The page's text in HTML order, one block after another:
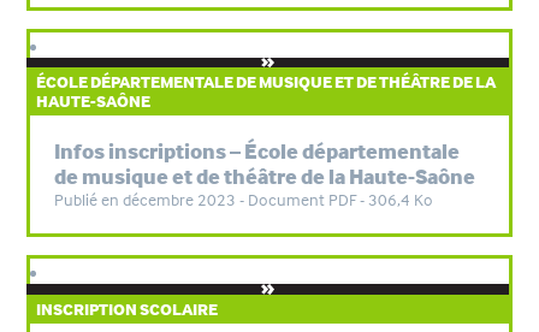
ÉCOLE DÉPARTEMENTALE DE MUSIQUE ET DE THÉÂTRE DE LA
HAUTE-SAÔNE
Infos inscriptions – École départementale
de musique et de théâtre de la Haute-Saône
Publié en décembre 2023 - Document PDF - 306,4 Ko
INSCRIPTION SCOLAIRE